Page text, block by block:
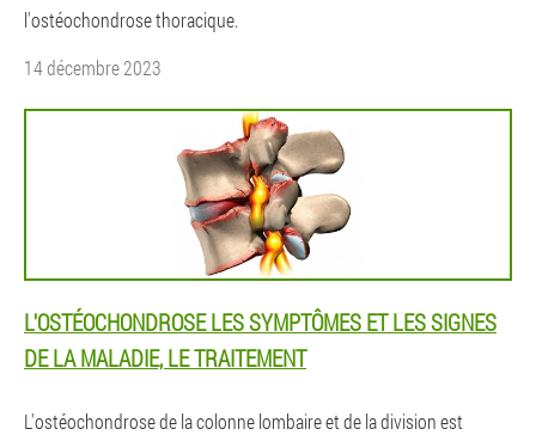
l'ostéochondrose thoracique.
14 décembre 2023
L'OSTÉOCHONDROSE LES SYMPTÔMES ET LES SIGNES
DE LA MALADIE, LE TRAITEMENT
L'ostéochondrose de la colonne lombaire et de la division est